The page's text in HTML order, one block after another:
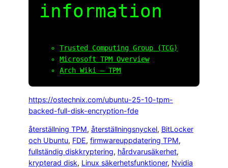
information
Trusted Computing Group (TCG)
Microsoft TPM Overview
Arch Wiki – TPM
https://ostechnix.com/ubuntu-25-10-tpm-
backed-full-disk-encryption-fde
återställning TPM, återställningsnyckel, BitLocker
och Ubuntu, FDE, firmwareuppdatering TPM
fullständig diskkryptering, hårdvarusäkerhet
krypterad disk, Linux säkerhetsfunktioner, Nvidia